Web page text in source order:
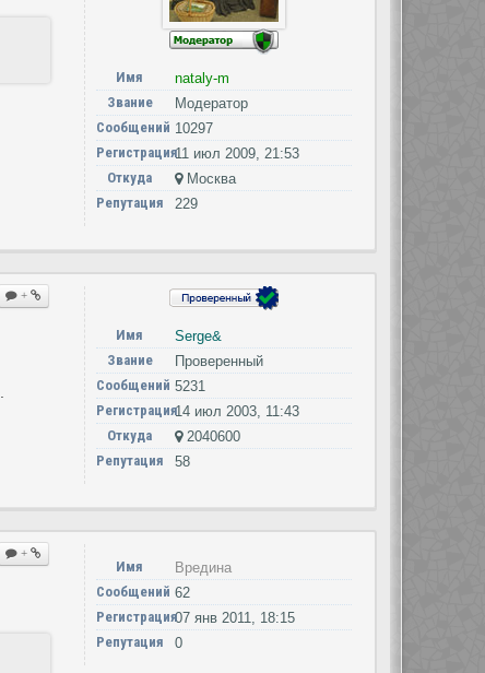
Имя
nataly-m
Звание
Модератор
Сообщений 10297
Регистрация11 июл 2009, 21:53
Откуда
Москва
Репутация
229
+
Имя
Serge&
Звание
Проверенный
Сообщений 5231
Регистрация14 июл 2003, 11:43
Откуда
2040600
Репутация
58
+
Имя
Вредина
Сообщений 62
Регистрация07 янв 2011, 18:15
Репутация
0